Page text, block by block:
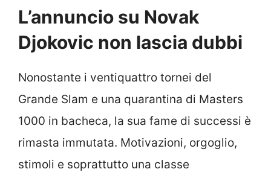
L’annuncio su Novak
Djokovic non lascia dubbi
Nonostante i ventiquattro tornei del
Grande Slam e una quarantina di Masters
1000 in bacheca, la sua fame di successi è
rimasta immutata. Motivazioni, orgoglio,
stimoli e soprattutto una classe